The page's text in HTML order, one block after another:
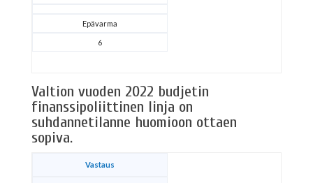
Epävarma
6
Valtion vuoden 2022 budjetin
finanssipoliittinen linja on
suhdannetilanne huomioon ottaen
sopiva.
Vastaus